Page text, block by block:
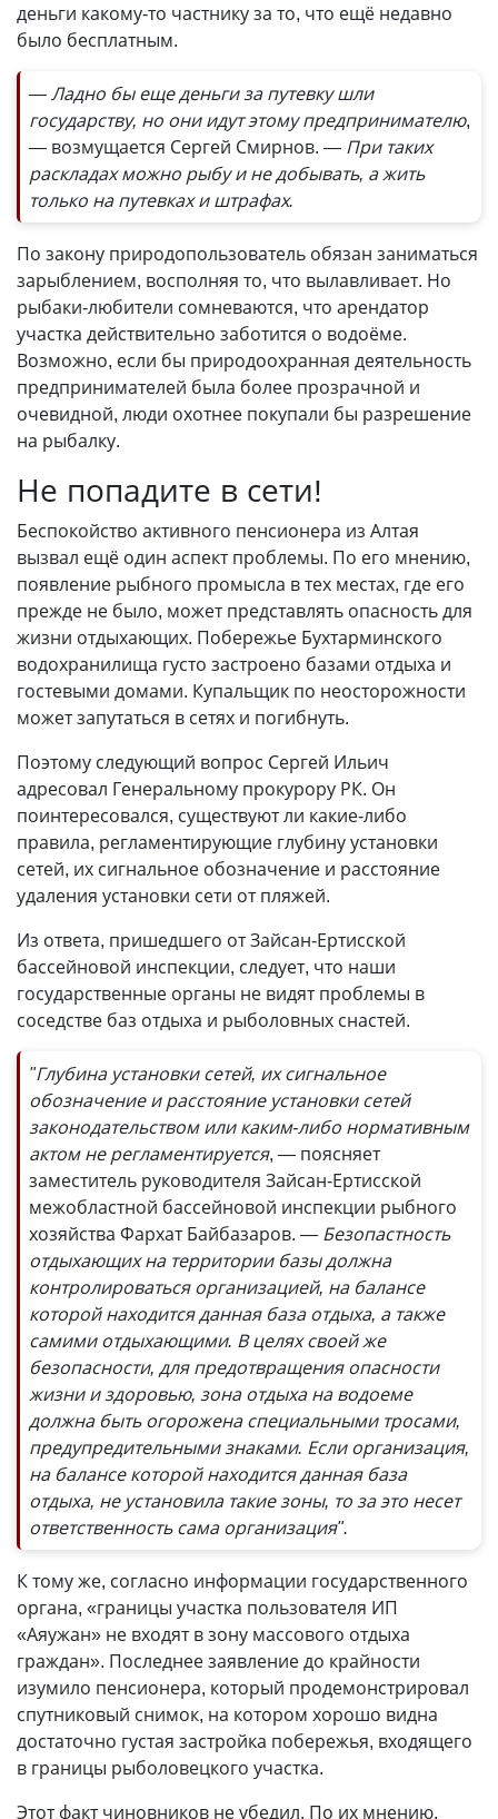
деньги какому-то частнику за то, что ещё недавно
было бесплатным.
— Ладно бы еще деньги за путевку шли
государству, но они идут этому предпринимателю,
— возмущается Сергей Смирнов. — При таких
раскладах можно рыбу и не добывать, а жить
только на путевках и штрафах.
По закону природопользователь обязан заниматься
зарыблением, восполняя то, что вылавливает. Но
рыбаки-любители сомневаются, что арендатор
участка действительно заботится о водоёме.
Возможно, если бы природоохранная деятельность
предпринимателей была более прозрачной и
очевидной, люди охотнее покупали бы разрешение
на рыбалку.
Не попадите в сети!
Беспокойство активного пенсионера из Алтая
вызвал ещё один аспект проблемы. По его мнению,
появление рыбного промысла в тех местах, где его
прежде не было, может представлять опасность для
жизни отдыхающих. Побережье Бухтарминского
водохранилища густо застроено базами отдыха и
гостевыми домами. Купальщик по неосторожности
может запутаться в сетях и погибнуть.
Поэтому следующий вопрос Сергей Ильич
адресовал Генеральному прокурору РК. Он
поинтересовался, существуют ли какие-либо
правила, регламентирующие глубину установки
сетей, их сигнальное обозначение и расстояние
удаления установки сети от пляжей.
Из ответа, пришедшего от Зайсан-Ертисской
бассейновой инспекции, следует, что наши
государственные органы не видят проблемы в
соседстве баз отдыха и рыболовных снастей.
"Глубина установки сетей, их сигнальное
обозначение и расстояние установки сетей
законодательством или каким-либо нормативным
актом не регламентируется, — поясняет
заместитель руководителя Зайсан-Ертисской
межобластной бассейновой инспекции рыбного
хозяйства Фархат Байбазаров. — Безопастность
отдыхающих на территории базы должна
контролироваться организацией, на балансе
которой находится данная база отдыха, а также
самими отдыхающими. В целях своей же
безопасности, для пред­отвращения опасности
жизни и здоровью, зона отдыха на водоеме
должна быть огорожена специальными тросами,
предупредительными знаками. Если организация,
на балансе которой находится данная база
отдыха, не установила такие зоны, то за это несет
ответственность сама организация".
К тому же, согласно информации государственного
органа, «границы участка пользователя ИП
«Аяужан» не входят в зону массового отдыха
граждан». Последнее заявление до крайности
изумило пенсионера, который продемонстрировал
спутниковый снимок, на котором хорошо видна
достаточно густая застройка побережья, входящего
в границы рыболовецкого участка.
Этот факт чиновников не убедил. По их мнению,